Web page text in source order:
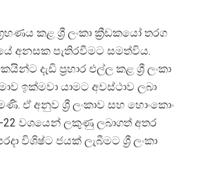
කළ ශ්‍රී ලංකා ක්‍රීඩකයෝ තරග
අනසක පැතිරවීමට සමත්විය.
දැඩි ප්‍රහාර එල්ල කළ ශ්‍රී ලංකා
ඉක්මවා යාමට අවස්ථාව ලබා
ඒ අනුව ශ්‍රී ලංකාව සහ හොංකොං
22 වශයෙන් ලකුණු ලබාගත් අතර
විශිෂ්ට ජයක් ලැබීමට ශ්‍රී ලංකා